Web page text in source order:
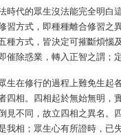
時代的眾生沒法能完全明白
習方式，即種種離合修習之
種方式，皆決定可摧斷煩惱
催除惑業，轉入正智之謂；
生在修行的過程上難免生起
四相。四相起於無始無明，
見不同，故立四相之異名。
我相；眾生心有所證時，已